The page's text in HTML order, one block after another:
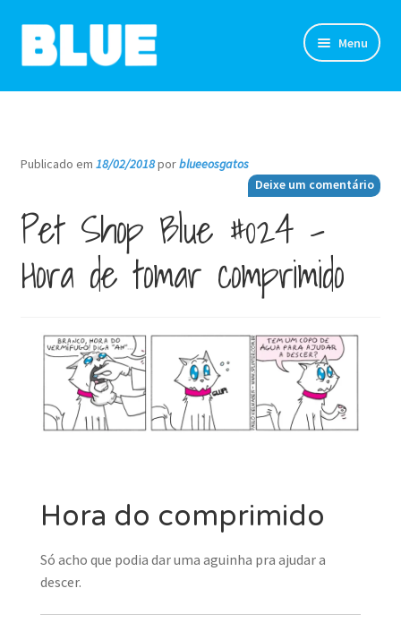
Pular
para
Pular
para
Menu
TIRINHAS
SOBRE
CLUBE DO BLUE
CONTATO
MINHA CONTA
Search
Publicado em 18/02/2018porblueeosgatos
Deixe um comentário
Pet Shop Blue #024 –
Hora de tomar comprimido
Hora do comprimido
Só acho que podia dar uma aguinha pra ajudar a
descer.